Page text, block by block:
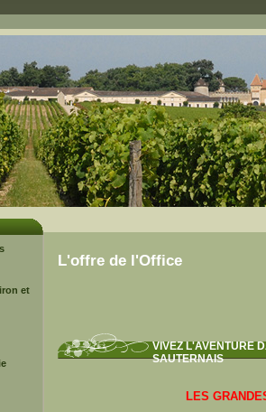
L'offre de l'Office
VIVEZ L'AVENTURE
SAUTERNAIS
LES
et